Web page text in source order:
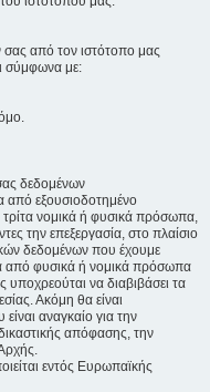
από τον ιστότοπο μας
σύμφωνα με:
δεδομένων
από εξουσιοδοτημένο
νομικά ή φυσικά πρόσωπα,
την επεξεργασία, στο πλαίσιο
δεδομένων που έχουμε
από φυσικά ή νομικά πρόσωπα
να διαβιβάσει τα
Ακόμη θα είναι
αναγκαίο για την
απόφασης, την
εντός Ευρωπαϊκής